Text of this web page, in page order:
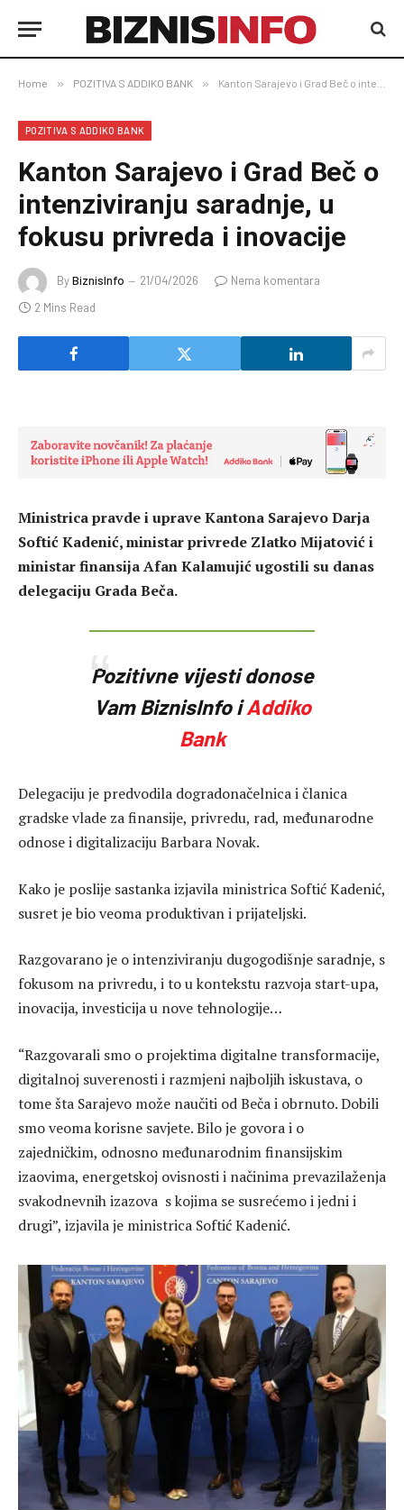
Home » POZITIVA S ADDIKO BANK » Kanton Sarajevo i Grad Beč o intenziviranju saradnje, u fokusu privreda i inovacije
POZITIVA S ADDIKO BANK
Kanton Sarajevo i Grad Beč o
intenziviranju saradnje, u
fokusu privreda i inovacije
ByBiznisInfo 21/04/2026
Nema komentara
2 Mins Read
Ministrica pravde i uprave Kantona Sarajevo Darja
Softić Kadenić, ministar privrede Zlatko Mijatović i
ministar finansija Afan Kalamujić ugostili su danas
delegaciju Grada Beča.
Pozitivne vijesti donose
Vam BiznisInfo iAddiko
Bank
Delegaciju je predvodila dogradonačelnica i članica
gradske vlade za finansije, privredu, rad, međunarodne
odnose i digitalizaciju Barbara Novak.
Kako je poslije sastanka izjavila ministrica Softić Kadenić,
susret je bio veoma produktivan i prijateljski.
Razgovarano je o intenziviranju dugogodišnje saradnje, s
fokusom na privredu, i to u kontekstu razvoja start-upa,
inovacija, investicija u nove tehnologije…
“Razgovarali smo o projektima digitalne transformacije,
digitalnoj suverenosti i razmjeni najboljih iskustava, o
tome šta Sarajevo može naučiti od Beča i obrnuto. Dobili
smo veoma korisne savjete. Bilo je govora i o
zajedničkim, odnosno međunarodnim finansijskim
izaovima, energetskoj ovisnosti i načinima prevazilaženja
svakodnevnih izazova s kojima se susrećemo i jedni i
drugi”, izjavila je ministrica Softić Kadenić.